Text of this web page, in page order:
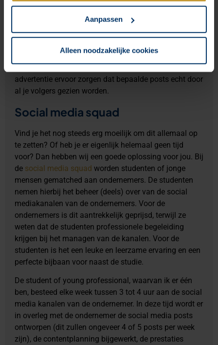
Aanpassen
Alleen noodzakelijke cookies
worden met organische posts nog maar tussen de 2 en
10% van de volgers bereikt. Ook dit gegeven wordt
sterk beïnvloed door de interactie die gebeurt bij de
in interactie, de beter je organisch bereik wordt. Werkt
het niet? Dan kan je natuurlijk altijd nog met een
advertentie ervoor zorgen dat bepaalde posts echt door
al je volgers gezien worden.
Social media squad
Vind je het nog steeds erg moeilijk om dit allemaal op
te zetten? Of heb je er eigenlijk helemaal geen tijd
voor? Dan hebben wij een goede oplossing voor jou. Bij
de social media squad worden studenten of jonge
mensen gematched aan ondernemers. De studenten
nemen hierbij het beheer (deels) over van de social
mediakanalen van de ondernemers. Voor de
ondernemers is dit aantrekkelijk geprijsd, terwijl ze
weten dat de studenten professionele begeleiding
krijgen bij het managen van de kanalen. Voor de
studenten is het een leuke en leerzame ervaring en een
perfecte bijbaan voor naast de studie.
De student of young professional, waarvan ik er één
ben, besteed elke week tussen 3 tot 4 uur aan de social
media kanalen van de ondernemer. In deze tijd wordt er
in overleg met de ondernemer de social media posts
ontworpen (dit zullen ongeveer 4 of 5 posts per week
zijn), de contentplanning bijgewerkt, de prestaties